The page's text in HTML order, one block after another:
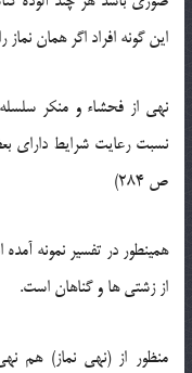
این گونه افراد اگر همان نماز
نهی از فحشاء و منكر
ص 284)
همینطور در تفسیر نمونه
از زشتی ها و گناهان است.
منظور از (نهی نماز) هم